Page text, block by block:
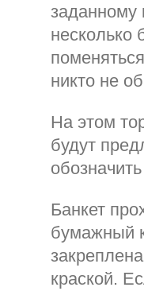
заданному
несколько
никто не
На этом
будут
Банкет
бумажный
краской.